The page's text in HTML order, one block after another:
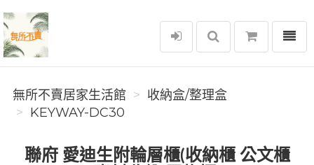
無所不賣居家生活館
選單
無所不賣居家生活館
收納盒/整理盒
KEYWAY-DC30
聯府 愛迪生附輪層櫃(收納櫃 公文櫃